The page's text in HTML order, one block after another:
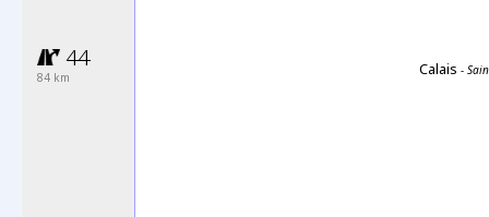
44
84 km Calais -